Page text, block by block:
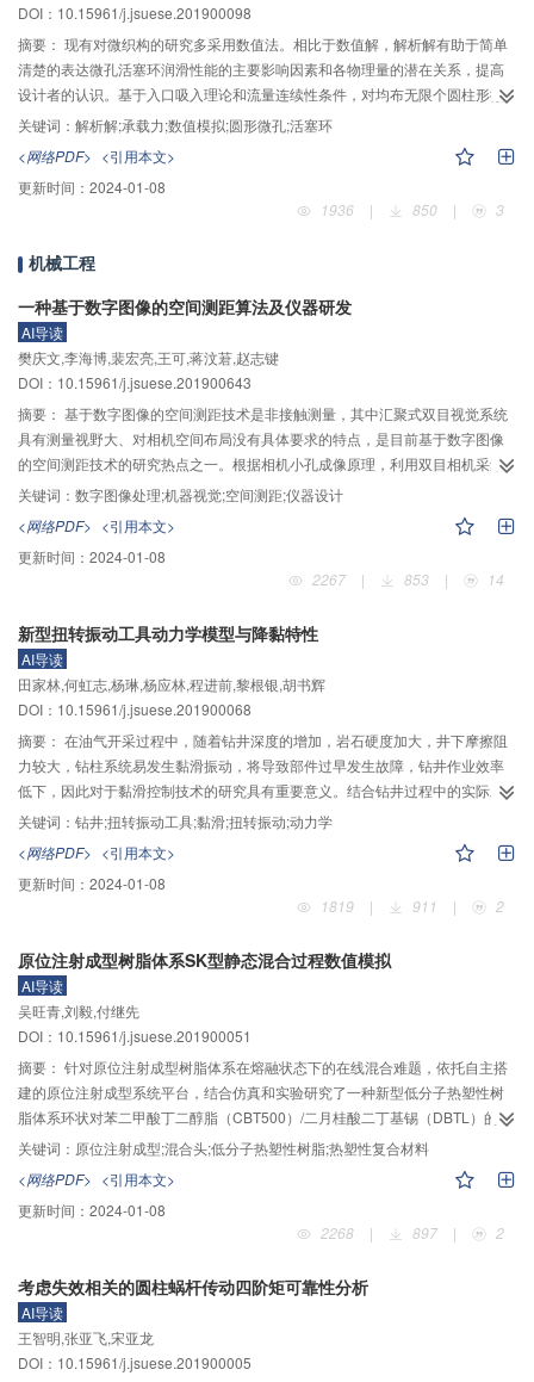
原性能，因此其具有更好的催化活性。CeO
大比表面积和优异氧化还原性能，形成更多Co3+，并且氧化铈能提供丰富的表
面活性氧物种，使得CoOx/CeO2–P具有最佳的催化活性和稳定性。不同方法制
备的CeO2拥有不同的比表面积和表面氧化还原性能，这是影响其催化活性的主
要因素。
DOI：10.15961/j.jsuese.201900098
摘要： 现有对微织构的研究多采用数值法。相比于数值解，解析解有助于简单
清楚的表达微孔活塞环润滑性能的主要影响因素和各物理量的潜在关系，提高
设计者的认识。基于入口吸入理论和流量连续性条件，对均布无限个圆柱形微
孔的活塞环的1维油膜的空化区分布、压力分布和承载力进行了解析计算，并将
1维解析解积分得到了1个周期油膜的承载力。解析解表明：均布n个圆柱形微孔
活塞环的前n–1孔的压力分布相似，最大压力相等，最大压力与进口压力，孔间
间距和空化压力相关，在均布微孔时，孔内最大压力约为进口压力的两倍；第n
孔的压力分布和最大压力还与出口压力相关，在均布微孔时，孔内最大压力约
理，当孔深大于油膜厚度的一半时，随着孔深的增加，空化区面积减小。使用
Fluent软件对均布4个孔的油膜进行了数值模拟，并与解析解作对比。在解析解
有解，数值解收敛的范围内，解析计算和数值计算的结果规律一致，解析式能
解释数值模拟得到空化区分布、压力分布以及油膜承载力的变化趋势，所获得
的在最大油膜承载力时的微孔几何尺寸也与模拟计算一致，油膜承载力的解析
解和数值解最大相差10%。
关键词： 解析解;承载力;数值模拟;圆形微孔;活塞环
<网络PDF> <引用本文>
更新时间： 2024-01-08
1936
| 850 | 3
机械工程
一种基于数字图像的空间测距算法及仪器研发
AI导读
樊庆文,李海博,裴宏亮,王可,蒋汶莙,赵志键
DOI：10.15961/j.jsuese.201900643
摘要： 基于数字图像的空间测距技术是非接触测量，其中汇聚式双目视觉系统
具有测量视野大、对相机空间布局没有具体要求的特点，是目前基于数字图像
的空间测距技术的研究热点之一。根据相机小孔成像原理，利用双目相机采集
被测物在空间坐标系的平面图像信息（像素坐标），标定相机内外部参数以及
相机外部参数旋转矩阵，平移向量，确定像素坐标系、图像坐标系、相机坐标
系和世界坐标系之间的关系，构建测量对象平面图像像素坐标与世界坐标系中
的坐标值之间的关系，建立基于数字图像的空间测距数学模型，通过平面图像
上的像素坐标计算被测物两点之间的空间距离。按照便携式、低功耗、兼容性
系统，研制基于数字图像的空间测距仪器，设计仪器的图像采集、数据传输、
数据交换、数据处理模块，具有实时性好、测量效率高、系统结构简单、成本
低等优点。实验证明，基于数字图像的空间测距仪器对10 cm的空间距离，在被
测物位于相机前50～100 cm处的测量误差小于1% 。基于该算法的测量仪器在
机器人视觉、非接触工程测量、智能制造等领域具有广泛的使用价值。
关键词： 数字图像处理;机器视觉;空间测距;仪器设计
<网络PDF> <引用本文>
更新时间： 2024-01-08
2267
| 853 | 14
新型扭转振动工具动力学模型与降黏特性
AI导读
田家林,何虹志,杨琳,杨应林,程进前,黎根银,胡书辉
DOI：10.15961/j.jsuese.201900068
摘要： 在油气开采过程中，随着钻井深度的增加，岩石硬度加大，井下摩擦阻
力较大，钻柱系统易发生黏滑振动，将导致部件过早发生故障，钻井作业效率
低下，因此对于黏滑控制技术的研究具有重要意义。结合钻井过程中的实际工
况，提出了一种新型扭转振动工具，建立了基于该工具的钻柱系统扭转振动模
型以及非线性动力学模型，分别进行了算例分析与实验测试以研究工具的降黏
效果。算例分析时采用控制变量法，首先在给定转盘转速、钻压的情况下，对
比分析了有或无工具时的钻柱系统各部件角速度，然后在相同钻压、不同转盘
转速和相同转盘转速、不同钻压的情况下，分别对钻柱系统中有或无工具时的
试，并结合未使用该工具的相邻井对照数据，分析了该工具的降黏效果。研究
结果表明：在相同工况条件下，使用该扭转振动工具，可明显消除或抑制黏滑
振动，同时，适当增大转盘转速，适当降低钻压可在一定程度上抑制钻柱的黏
滑振动；在误差允许范围内，理论计算结果与测试结果相符合，验证了理论模
型、求解方法以及算例分析的正确性。所提出的新型扭转振动工具、建立的动
力学模型与研究结果对于减少黏滑振动、提高破岩效率具有重要参考意义。
关键词： 钻井;扭转振动工具;黏滑;扭转振动;动力学
<网络PDF> <引用本文>
更新时间： 2024-01-08
1819
| 911 | 2
原位注射成型树脂体系SK型静态混合过程数值模拟
AI导读
吴旺青,刘毅,付继先
DOI：10.15961/j.jsuese.201900051
摘要： 针对原位注射成型树脂体系在熔融状态下的在线混合难题，依托自主搭
建的原位注射成型系统平台，结合仿真和实验研究了一种新型低分子热塑性树
脂体系环状对苯二甲酸丁二醇脂（CBT500）/二月桂酸二丁基锡（DBTL）的
SK型静态混合过程，运用统计学理论中不均匀系数（COV）对混合质量进行定
量表征，得到了SK型静态混合头的混料芯的单元个数、长径比、螺旋角对混合
质量的影响机理和规律。结果表明，混合质量随着混料芯单元个数的增加而提
高，并且随着单元数的增加，混合质量的提高的效果逐渐变小，当单元数从3提
高到10时，不均匀系数由0.90降低至0.05；混料芯单元的长径比越小，达到同
达到0.05所需的混合头长度由116 mm减小至80 mm；混合物通过同样个数的混
料芯时，混料芯单元的长径比增大，有助于提高混合质量；混料芯单元的螺旋
角度越大，混合质量越好，通过10个混料芯之后，当螺旋角由120°增加至180°
时，不均匀系数从0.05提高为0.08。研究结果为原位注射成型树脂体系的在线
关键词： 原位注射成型;混合头;低分子热塑性树脂;热塑性复合材料
<网络PDF> <引用本文>
更新时间： 2024-01-08
2268
| 897 | 2
考虑失效相关的圆柱蜗杆传动四阶矩可靠性分析
AI导读
王智明,张亚飞,宋亚龙
DOI：10.15961/j.jsuese.201900005